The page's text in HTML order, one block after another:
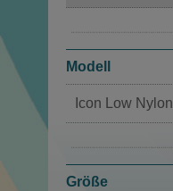
Modell
Icon Low Nylon
Größe